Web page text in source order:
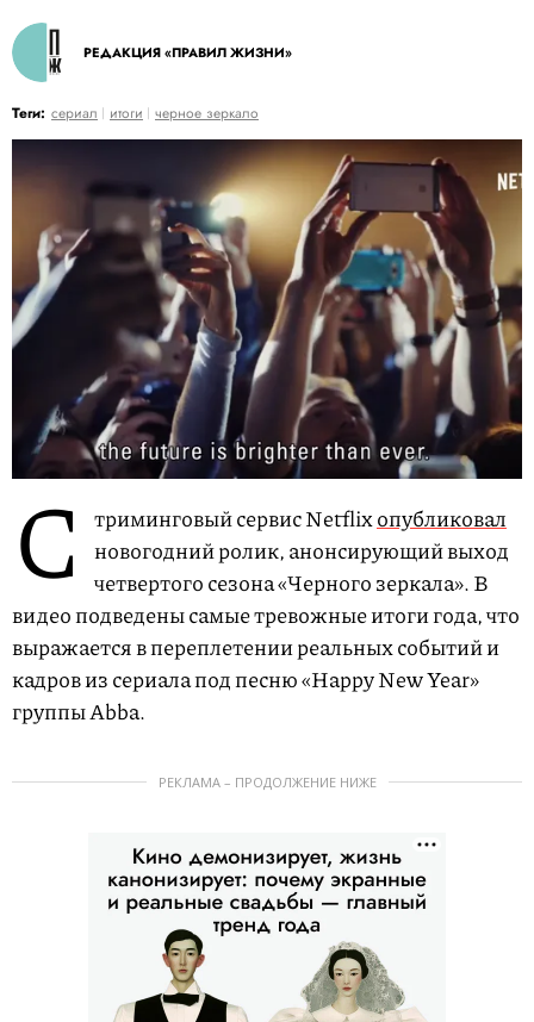
РЕДАКЦИЯ «ПРАВИЛ ЖИЗНИ»
Теги: сериал итоги черное зеркало
С триминговый сервис Netflixопубликовал
новогодний ролик, анонсирующий выход
четвертого сезона «Черного зеркала». В
видео подведены самые тревожные итоги года, что
выражается в переплетении реальных событий и
кадров из сериала под песню «Happy New Year»
группы Abba.
РЕКЛАМА – ПРОДОЛЖЕНИЕ НИЖЕ